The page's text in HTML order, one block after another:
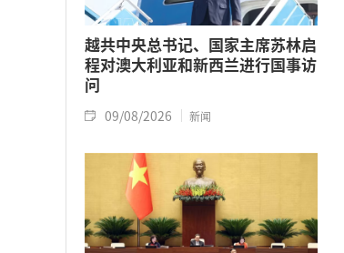
越共中央总书记、国家主席苏林启
程对澳大利亚和新西兰进行国事访
问
09/08/2026 新闻